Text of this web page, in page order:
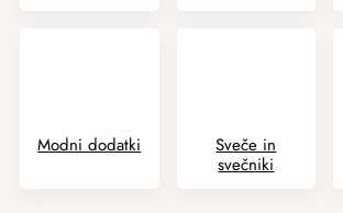
Modni dodatki
Sveče in
svečniki